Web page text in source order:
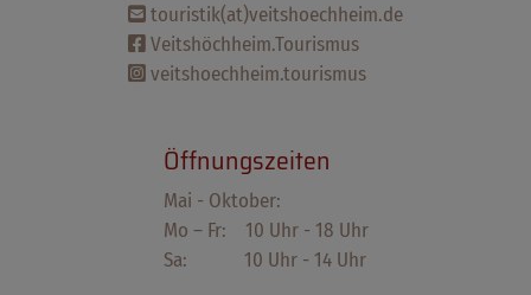
touristik(at)veitshoechheim.de
Veitshöchheim.Tourismus
veitshoechheim.tourismus
Öffnungszeiten
Mai - Oktober:
Mo – Fr: 10 Uhr - 18 Uhr
Sa: 10 Uhr - 14 Uhr